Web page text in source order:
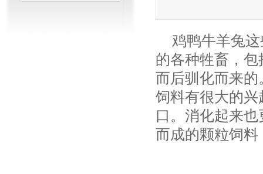
鸡鸭牛羊兔
的各种牲畜，
而后驯化而来
饲料有很大的
口。消化起来
而成的颗粒饲